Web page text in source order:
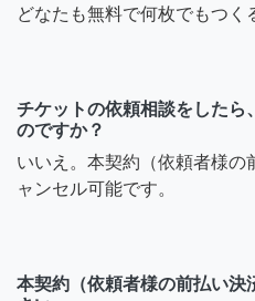
どなたも無料で何枚でもつく
チケットの依頼相談をしたら
のですか？
いいえ。本契約（依頼者様の
ャンセル可能です。
本契約（依頼者様の前払い決